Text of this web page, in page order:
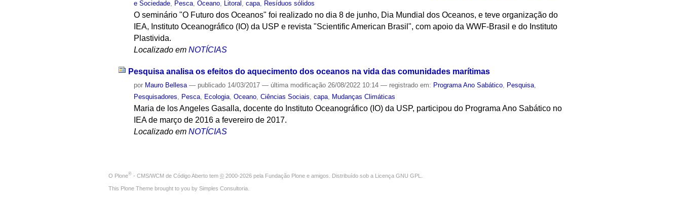
e Sociedade
Pesca ,Oceano Litoral ,capa Resíduos sólidos
O seminário "O Futuro dos Oceanos" foi realizado no dia 8 de junho, Dia Mundial dos Oceanos, e teve organização do
IEA, Instituto Oceanográfico (IO) da USP e revista "Scientific American Brasil", com apoio da WWF-Brasil e do Instituto
Plastivida.
Localizado em NOTÍCIAS
Pesquisa analisa os efeitos do aquecimento dos oceanos na vida das comunidades marítimas
por Mauro Bellesa — publicado 14/03/2017— última modificação 26/08/2022 10:14— registrado em: Programa Ano Sabático Pesquisa
Pesquisadores
Pesca Ecologia ,Oceano ,Ciências Sociais ,capa Mudanças Climáticas
Maria de los Angeles Gasalla, docente do Instituto Oceanográfico (IO) da USP, participou do Programa Ano Sabático no
IEA de março de 2016 a fevereiro de 2017.
Localizado em NOTÍCIAS
O Plone® - CMS/WCM de Código Aberto tem © 2000-2026 pela Fundação Plone e amigos. Distribuído sob a Licença GNU GPL
This Plone Theme brought to you by Simples Consultoria